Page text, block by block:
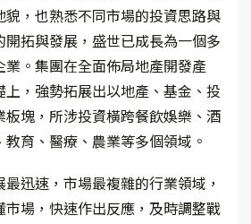
貌，也熟悉不同市場的投資思路與
開拓與發展，盛世已成長為一個多
業。集團在全面佈局地產開發產
上，強勢拓展出以地產、基金、投
板塊，所涉投資橫跨餐飲娛樂、酒
育、醫療、農業等多個領域。
迅速，市場最複雜的行業領域，
市場，快速作出反應，及時調整戰